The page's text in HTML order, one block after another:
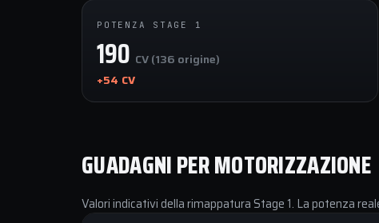
POTENZA STAGE 1
190 CV (136 origine)
+54 CV
GUADAGNI PER MOTORIZZAZIONE
Valori indicativi della rimappatura Stage 1. La potenza